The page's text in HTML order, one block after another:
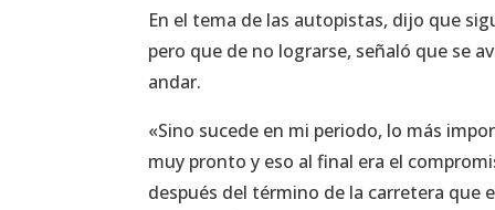
En el tema de las autopistas, dijo que
pero que de no lograrse, señaló que se
andar.
«Sino sucede en mi periodo, lo más
muy pronto y eso al final era el
después del término de la carretera que